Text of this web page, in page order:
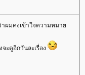
าผมคงเข้าใจความหมา
ะดูอีกวันละเรื่อง